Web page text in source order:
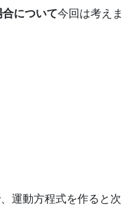
について今回は考えま
運動方程式を作ると次